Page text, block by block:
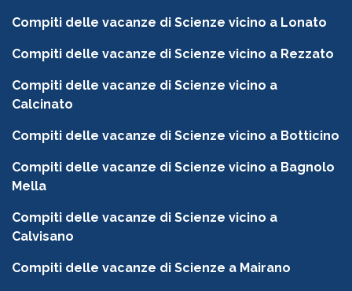
Compiti delle vacanze di Scienze vicino a Lonato
Compiti delle vacanze di Scienze vicino a Rezzato
Compiti delle vacanze di Scienze vicino a
Calcinato
Compiti delle vacanze di Scienze vicino a Botticino
Compiti delle vacanze di Scienze vicino a Bagnolo
Mella
Compiti delle vacanze di Scienze vicino a
Calvisano
Compiti delle vacanze di Scienze a Mairano